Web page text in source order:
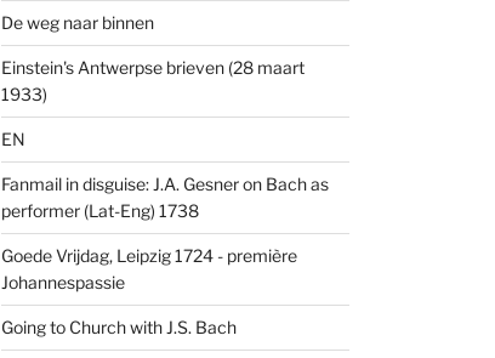
De weg naar binnen
Einstein's Antwerpse brieven (28 maart
1933)
EN
Fanmail in disguise: J.A. Gesner on Bach as
performer (Lat-Eng) 1738
Goede Vrijdag, Leipzig 1724 - première
Johannespassie
Going to Church with J.S. Bach